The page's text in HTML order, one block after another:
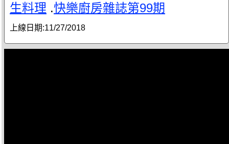
生料理 .快樂廚房雜誌第99期
上線日期:11/27/2018